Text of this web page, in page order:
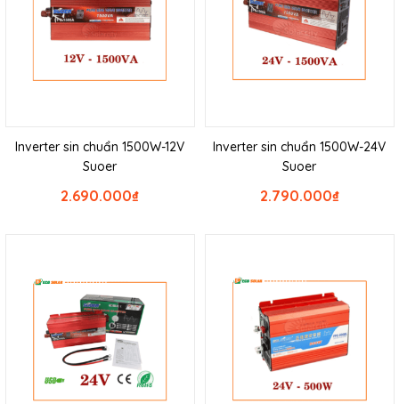
Inverter sin chuẩn 1500W-12V
Suoer
₫
2.690.000
Inverter sin chuẩn 1500W-24V
Suoer
₫
2.790.000